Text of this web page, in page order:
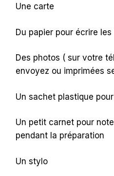
Une carte
Du papier pour écrire les
Des photos ( sur votre
envoyez ou imprimées
Un sachet plastique
Un petit carnet pour
pendant la préparation
Un stylo